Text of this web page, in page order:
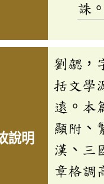
誅
說明
劉勰，
括文學
遠。本
顯附、
漢、三
章格調